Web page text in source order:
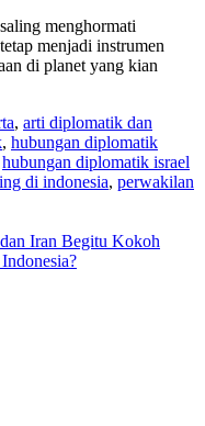
menghormati
menjadi instrumen
di planet yang kian
, arti diplomatik dan
, hubungan diplomatik
hubungan diplomatik israel
di indonesia, perwakilan
Iran Begitu Kokoh